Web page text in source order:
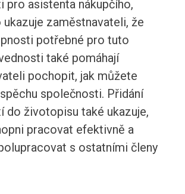
pro asistenta nákupčího,
zaměstnavateli, že
potřebné pro tuto
také pomáhají
pochopit, jak můžete
společnosti. Přidání
do životopisu také ukazuje,
pracovat efektivně a
s ostatními členy